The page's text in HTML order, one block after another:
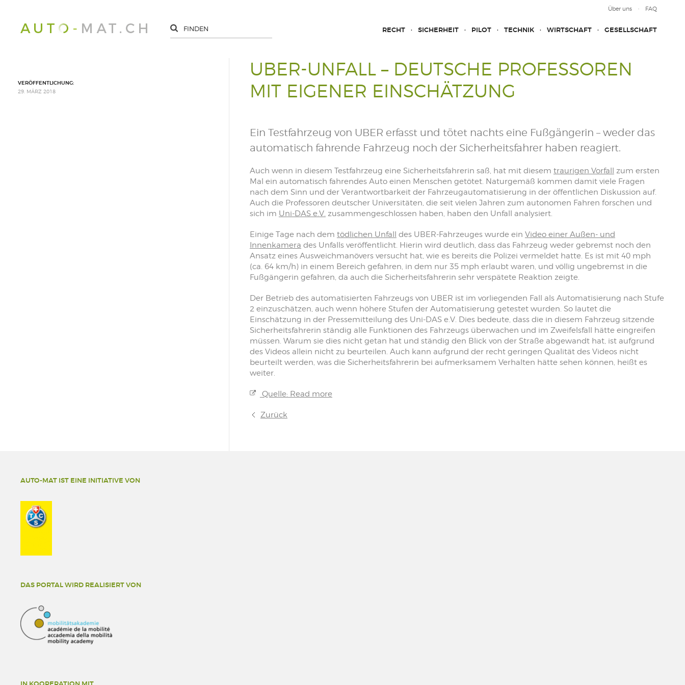
Über uns FAQ
RECHT SICHERHEIT PILOT TECHNIK WIRTSCHAFT GESELLSCHAFT
UBER-UNFALL – DEUTSCHE PROFESSOREN
MIT EIGENER EINSCHÄTZUNG
Ein Testfahrzeug von UBER erfasst und tötet nachts eine Fußgängerin – weder das
automatisch fahrende Fahrzeug noch der Sicherheitsfahrer haben reagiert.
Auch wenn in diesem Testfahrzeug eine Sicherheitsfahrerin saß, hat mit diesem traurigen Vorfall zum ersten
Mal ein automatisch fahrendes Auto einen Menschen getötet. Naturgemäß kommen damit viele Fragen
nach dem Sinn und der Verantwortbarkeit der Fahrzeugautomatisierung in der öffentlichen Diskussion auf.
Auch die Professoren deutscher Universitäten, die seit vielen Jahren zum autonomen Fahren forschen und
sich im Uni-DAS e.V. zusammengeschlossen haben, haben den Unfall analysiert.
Einige Tage nach dem tödlichen Unfall des UBER-Fahrzeuges wurde ein Video einer Außen- und
Innenkamera des Unfalls veröffentlicht. Hierin wird deutlich, dass das Fahrzeug weder gebremst noch den
Ansatz eines Ausweichmanövers versucht hat, wie es bereits die Polizei vermeldet hatte. Es ist mit 40 mph
(ca. 64 km/h) in einem Bereich gefahren, in dem nur 35 mph erlaubt waren, und völlig ungebremst in die
Fußgängerin gefahren, da auch die Sicherheitsfahrerin sehr verspätete Reaktion zeigte.
Der Betrieb des automatisierten Fahrzeugs von UBER ist im vorliegenden Fall als Automatisierung nach Stufe
2 einzuschätzen, auch wenn höhere Stufen der Automatisierung getestet wurden. So lautet die
Einschätzung in der Pressemitteilung des Uni-DAS e.V. Dies bedeute, dass die in diesem Fahrzeug sitzende
Sicherheitsfahrerin ständig alle Funktionen des Fahrzeugs überwachen und im Zweifelsfall hätte eingreifen
müssen. Warum sie dies nicht getan hat und ständig den Blick von der Straße abgewandt hat, ist aufgrund
des Videos allein nicht zu beurteilen. Auch kann aufgrund der recht geringen Qualität des Videos nicht
beurteilt werden, was die Sicherheitsfahrerin bei aufmerksamem Verhalten hätte sehen können, heißt es
weiter.
Quelle: Read more
Zurück
VERÖFFENTLICHUNG:
29. MÄRZ 2018
AUTO-MAT IST EINE INITIATIVE VON
DAS PORTAL WIRD REALISIERT VON